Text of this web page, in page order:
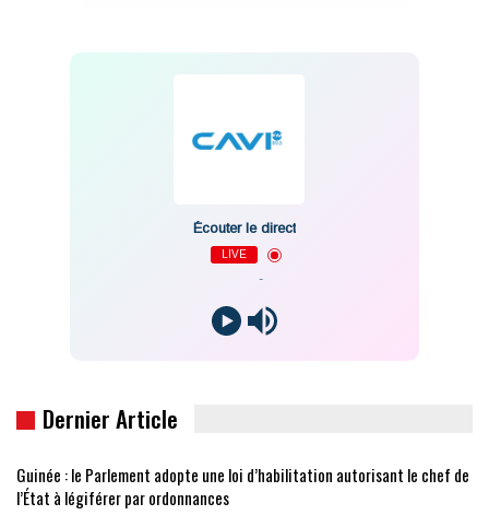
Écouter le direct
LIVE
Dernier Article
Guinée : le Parlement adopte une loi d’habilitation autorisant le chef de
l’État à légiférer par ordonnances